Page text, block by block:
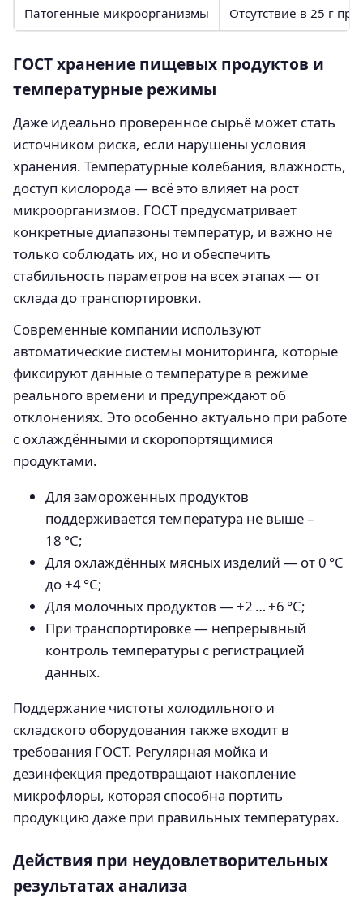
Патогенные микроорганизмы Отсутствие в 25 г
ГОСТ хранение пищевых продуктов и
температурные режимы
Даже идеально проверенное сырьё может стать
источником риска, если нарушены условия
хранения. Температурные колебания, влажность,
доступ кислорода — всё это влияет на рост
микроорганизмов. ГОСТ предусматривает
конкретные диапазоны температур, и важно не
только соблюдать их, но и обеспечить
стабильность параметров на всех этапах — от
склада до транспортировки.
Современные компании используют
автоматические системы мониторинга, которые
фиксируют данные о температуре в режиме
реального времени и предупреждают об
отклонениях. Это особенно актуально при работе
с охлаждёнными и скоропортящимися
продуктами.
Для замороженных продуктов
поддерживается температура не выше –
18 °C;
Для охлаждённых мясных изделий — от 0 °C
до +4 °C;
Для молочных продуктов — +2 … +6 °C;
При транспортировке — непрерывный
контроль температуры с регистрацией
данных.
Поддержание чистоты холодильного и
складского оборудования также входит в
требования ГОСТ. Регулярная мойка и
дезинфекция предотвращают накопление
микрофлоры, которая способна портить
продукцию даже при правильных температурах.
Действия при неудовлетворительных
результатах анализа